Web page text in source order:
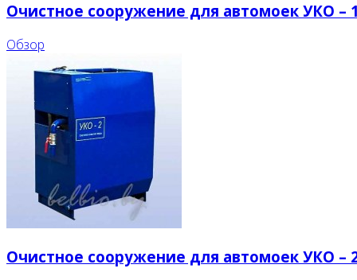
Очистное сооружение для автомоек УКО –
Обзор
Очистное сооружение для автомоек УКО –